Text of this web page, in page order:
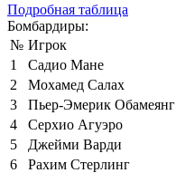
Подробная таблица
Бомбардиры:
№ Игрок
1
Садио Мане
2
Мохамед Салах
3
Пьер-Эмерик Обамеянг
4
Серхио Агуэро
5
Джейми Варди
6
Рахим Стерлинг